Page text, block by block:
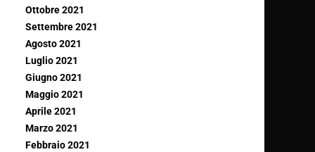
Ottobre 2021
Settembre 2021
Agosto 2021
Luglio 2021
Giugno 2021
Maggio 2021
Aprile 2021
Marzo 2021
Febbraio 2021